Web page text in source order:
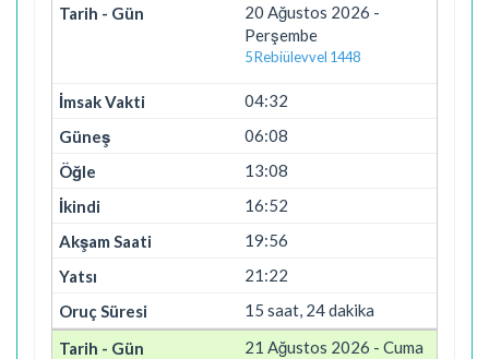
20 Ağustos 2026 -
Perşembe
5 Rebiülevvel 1448
04:32
06:08
13:08
16:52
19:56
21:22
15 saat, 24 dakika
21 Ağustos 2026 - Cuma